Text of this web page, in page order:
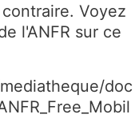
Voyez
l'ANFR sur ce
doc